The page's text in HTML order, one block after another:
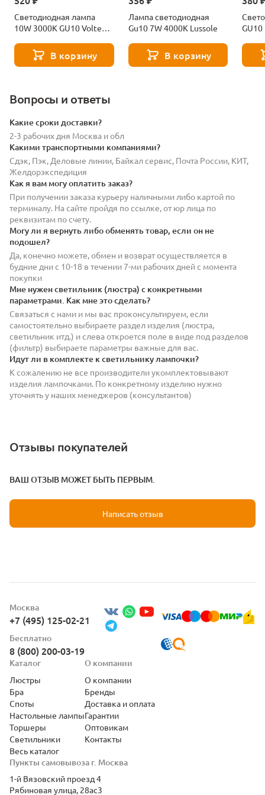
Светодиодная лампа
10W 3000K GU10 Voltega
В корзину
Лампа светодиодная
Gu10 7W 4000K Lussole
В корзину
Вопросы и ответы
Какие сроки доставки?
2-3 рабочих дня Москва и обл
Какими транспортными компаниями?
Сдэк, Пэк, Деловые линии, Байкал сервис, Почта России, КИТ,
Желдорэкспедиция
Как я вам могу оплатить заказ?
При получении заказа курьеру наличными либо картой по
терминалу. На сайте пройдя по ссылке, от юр лица по
реквизитам по счету.
Могу ли я вернуть либо обменять товар, если он не
подошел?
Да, конечно можете, обмен и возврат осуществляется в
будние дни с 10-18 в течении 7-ми рабочих дней с момента
покупки
Мне нужен светильник (люстра) с конкретными
параметрами. Как мне это сделать?
Связаться с нами и мы вас проконсультируем, если
самостоятельно выбираете раздел изделия (люстра,
светильник итд.) и слева откроется поле в виде под разделов
(фильтр) выбираете параметры важные для вас.
Идут ли в комплекте к светильнику лампочки?
К сожалению не все производители укомплектовывают
изделия лампочками. По конкретному изделию нужно
уточнять у наших менеджеров (консультантов)
Отзывы покупателей
ВАШ ОТЗЫВ МОЖЕТ БЫТЬ ПЕРВЫМ.
Написать отзыв
Москва
+7 (495) 125-02-21
Бесплатно
8 (800) 200-03-19
Пункты самовывоза г. Москва
1-й Вязовский проезд 4
Рябиновая улица, 28ас3
Каталог
Люстры
Бра
Споты
Настольные лампы
Торшеры
Светильники
Весь каталог
О компании
О компании
Бренды
Доставка и оплата
Гарантии
Оптовикам
Контакты